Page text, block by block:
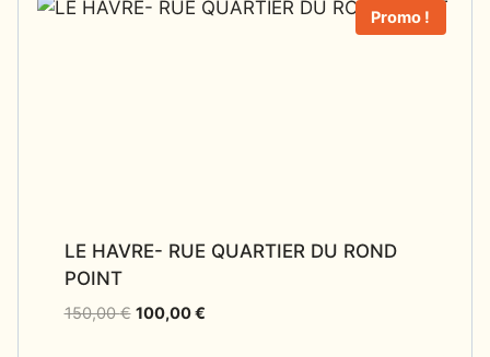
Promo !
LE HAVRE- RUE QUARTIER DU ROND
POINT
150,00€ 100,00€